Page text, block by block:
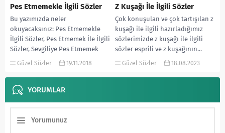
Pes Etmemekle İlgili Sözler
Bu yazımızda neler
okuyacaksınız: Pes Etmemekle
İlgili Sözler, Pes Etmemek İle İlgili
Sözler, Sevgiliye Pes Etmemek
Sözleri, Pes Etmemek Sözleri...
Güzel Sözler 19.11.2018
Z Kuşağı İle İlgili Sözler
Çok konuşulan ve çok tartışılan z
kuşağı ile ilgili hazırladığımız
sözlerimizde z kuşağı ile ilgili
sözler esprili ve z kuşağının...
Güzel Sözler 18.08.2023
YORUMLAR